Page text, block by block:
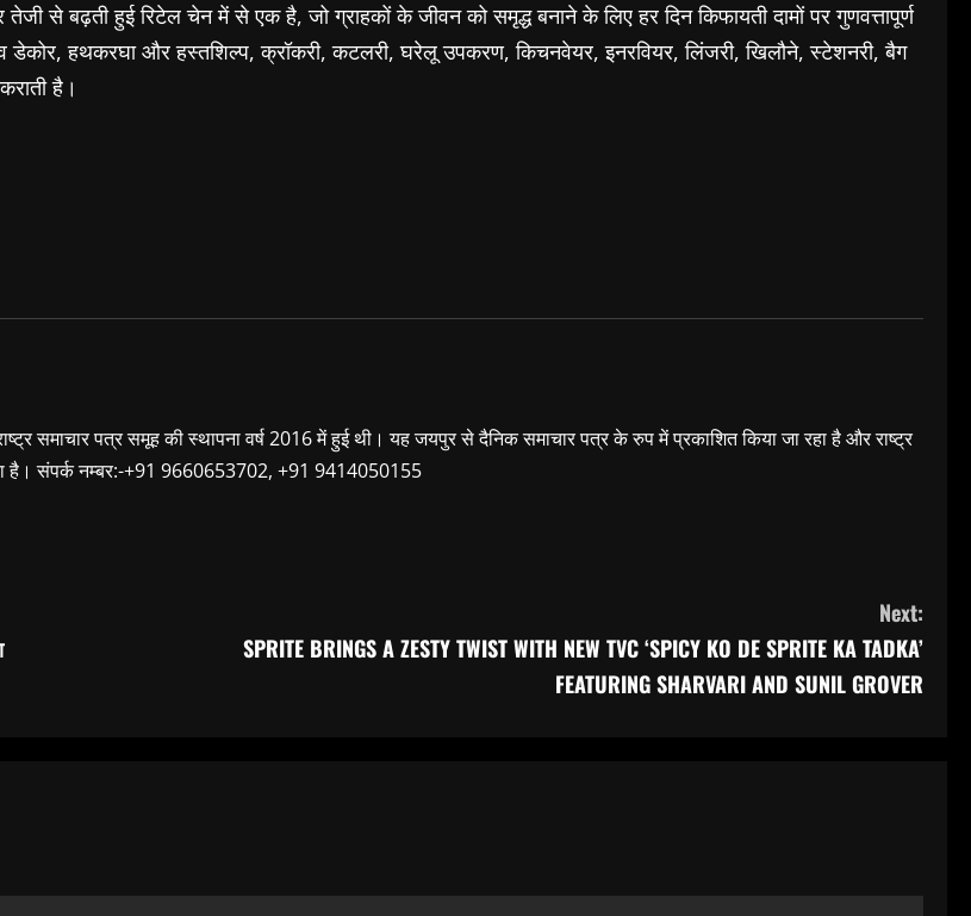
से बढ़ती हुई रिटेल चेन में से एक है, जो ग्राहकों के जीवन को समृद्ध बनाने के लिए हर दिन किफायती दामों पर गुणवत्तापूर्ण
डेकोर, हथकरघा और हस्तशिल्प, क्रॉकरी, कटलरी, घरेलू उपकरण, किचनवेयर, इनरवियर, लिंजरी, खिलौने, स्टेशनरी, बैग
है।
राष्ट्र समाचार पत्र समूह की स्थापना वर्ष 2016 में हुई थी। यह जयपुर से दैनिक समाचार पत्र के रुप में प्रकाशित किया जा रहा है और राष्ट्र
है। संपर्क नम्बर:-+91 9660653702, +91 9414050155
Next:
SPRITE BRINGS A ZESTY TWIST WITH NEW TVC ‘SPICY KO DE SPRITE KA TADKA’
FEATURING SHARVARI AND SUNIL GROVER